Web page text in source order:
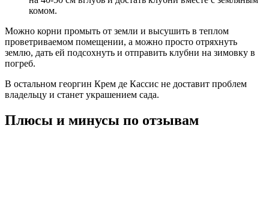
комом.
Можно корни промыть от земли и высушить в теплом
проветриваемом помещении, а можно просто отряхнуть
землю, дать ей подсохнуть и отправить клубни на зимовку в
погреб.
В остальном георгин Крем де Кассис не доставит проблем
владельцу и станет украшением сада.
Плюсы и минусы по отзывам